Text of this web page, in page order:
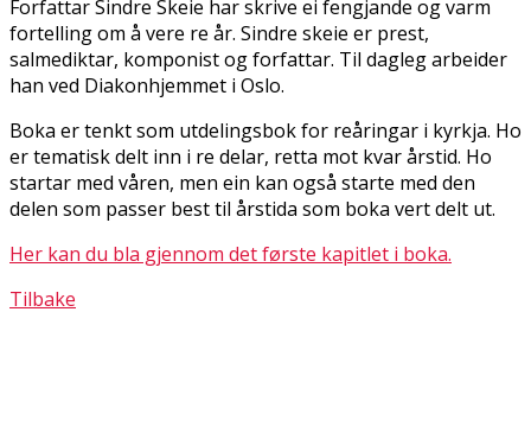
Forfattar Sindre Skeie har skrive ei fengjande og varm
fortelling om å vere fire år. Sindre skeie er prest,
salmediktar, komponist og forfattar. Til dagleg arbeider
han ved Diakonhjemmet i Oslo.
Boka er tenkt som utdelingsbok for fireåringar i kyrkja. Ho
er tematisk delt inn i fire delar, retta mot kvar årstid. Ho
startar med våren, men ein kan også starte med den
delen som passer best til årstida som boka vert delt ut.
Her kan du bla gjennom det første kapitlet i boka.
Tilbake